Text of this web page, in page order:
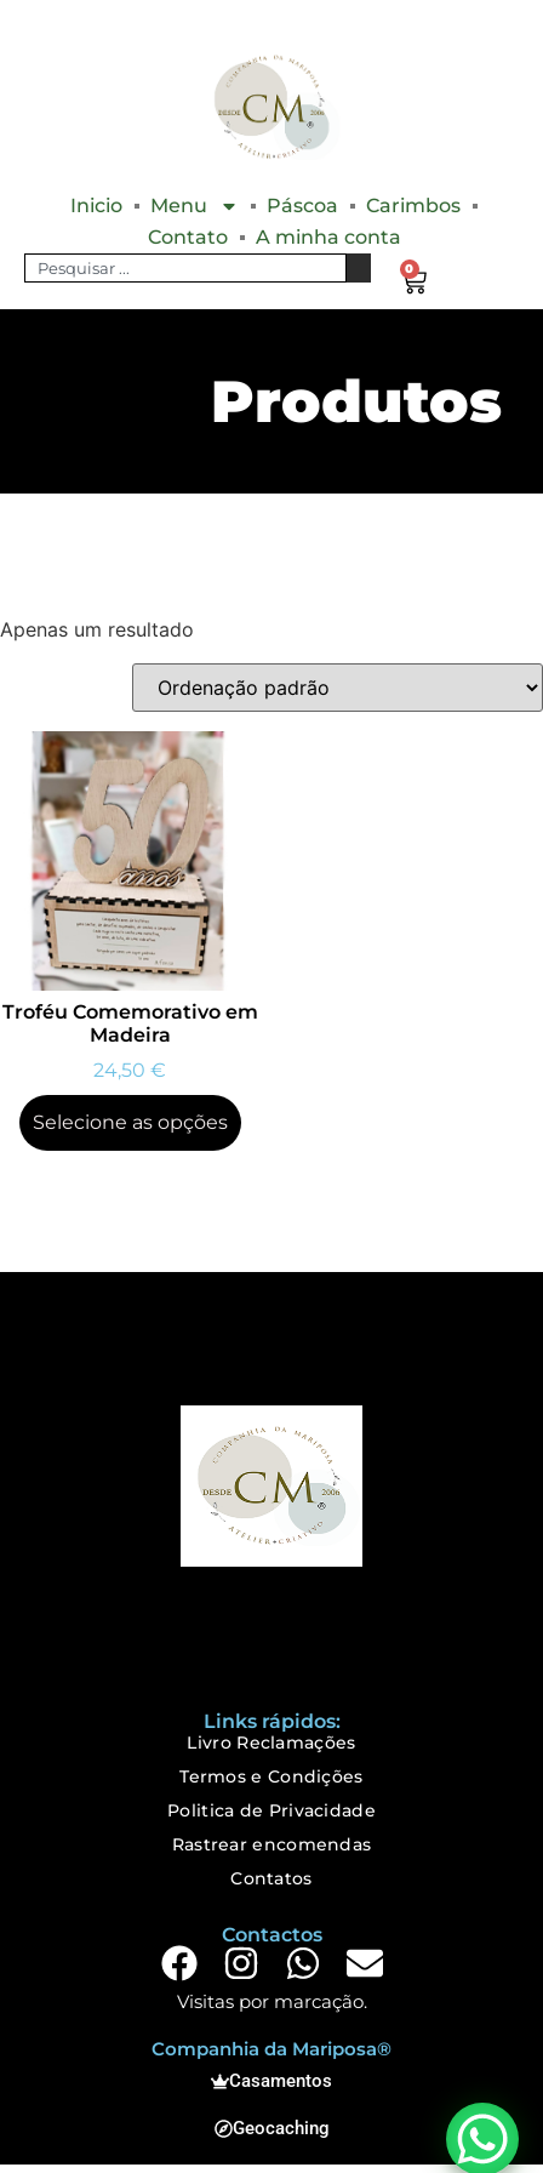
Inicio Menu Páscoa
Carimbos
Contato
A minha conta
0
Produtos
Apenas um resultado
Troféu Comemorativo em
Madeira
24,50 €
Selecione as opções
Links rápidos:
Livro Reclamações
Termos e Condições
Politica de Privacidade
Rastrear encomendas
Contatos
Contactos
Visitas por marcação.
Companhia da Mariposa®
Casamentos
Geocaching